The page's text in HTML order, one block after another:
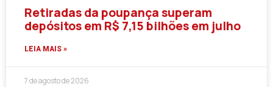
Retiradas da poupança superam
depósitos em R$ 7,15 bilhões em julho
LEIA MAIS »
7 de agosto de 2026